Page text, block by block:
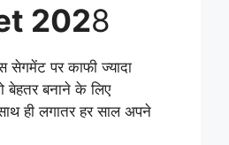
2028
सेगमेंट पर काफी ज्यादा
बनाने के लिए
ही लगातर हर साल अपने